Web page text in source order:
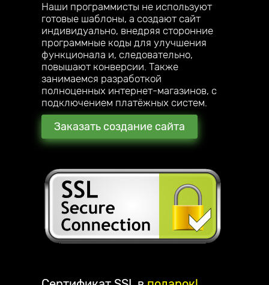
Наши программисты не используют
готовые шаблоны, а создают сайт
индивидуально, внедряя сторонние
программные коды для улучшения
функционала и, следовательно,
повышают конверсии. Также
занимаемся разработкой
полноценных интернет-магазинов, с
подключением платёжных систем.
Заказать создание сайта